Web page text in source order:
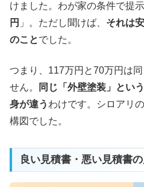
けました。わが家の条件で提
円 」。ただし聞けば、 それは
のことでした。
つまり、117万円と70万円は
せん。
同じ「外壁塗装」とい
身が違う わけです。シロアリ
構図でした。
良い見積書・悪い見積書